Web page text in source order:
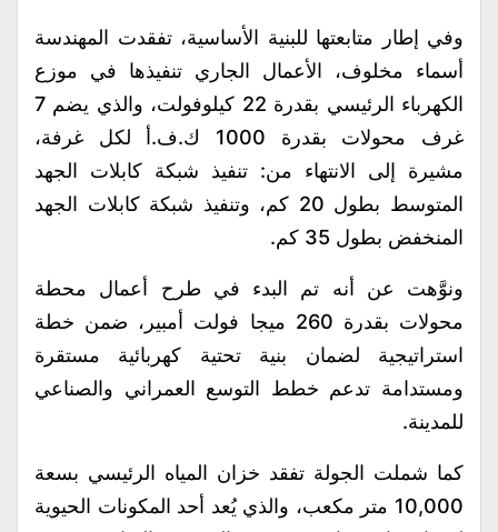
وفي إطار متابعتها للبنية الأساسية، تفقدت المهندسة
أسماء مخلوف، الأعمال الجاري تنفيذها في موزع
الكهرباء الرئيسي بقدرة 22 كيلوفولت، والذي يضم 7
غرف محولات بقدرة 1000 ك.ف.أ لكل غرفة،
مشيرة إلى الانتهاء من: تنفيذ شبكة كابلات الجهد
المتوسط بطول 20 كم، وتنفيذ شبكة كابلات الجهد
المنخفض بطول 35 كم.
ونوَّهت عن أنه تم البدء في طرح أعمال محطة
محولات بقدرة 260 ميجا فولت أمبير، ضمن خطة
استراتيجية لضمان بنية تحتية كهربائية مستقرة
ومستدامة تدعم خطط التوسع العمراني والصناعي
للمدينة.
كما شملت الجولة تفقد خزان المياه الرئيسي بسعة
10,000 متر مكعب، والذي يُعد أحد المكونات الحيوية